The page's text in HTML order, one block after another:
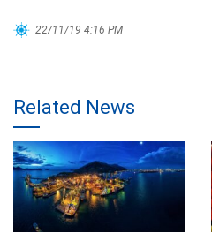
22/11/19 4:16 PM
Related News